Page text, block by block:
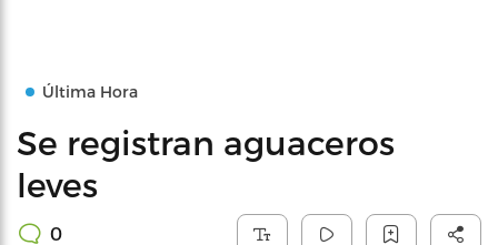
Última Hora
Se registran aguaceros
leves
0